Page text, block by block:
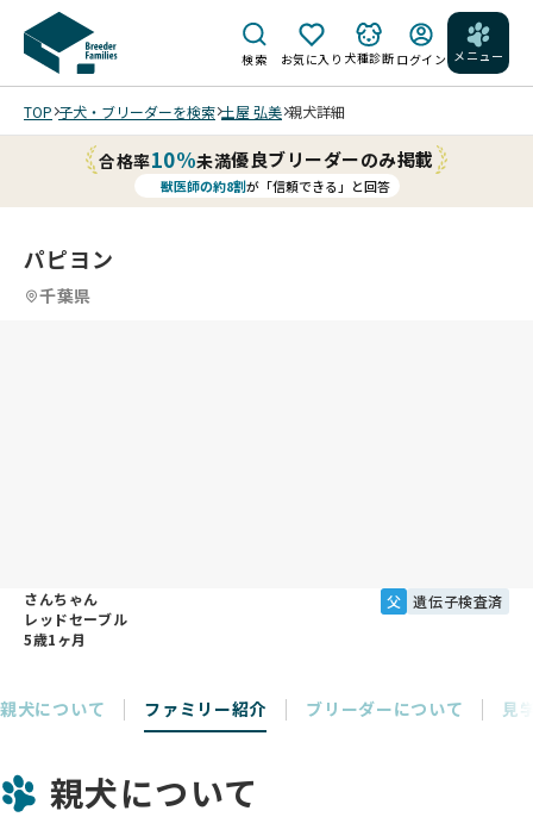
検索 お気に入り 犬種診断 ログイン メニュー
TOP 子犬・ブリーダーを検索 土屋 弘美 親犬詳細
合格率10%未満優良ブリーダーのみ掲載
獣医師の約8割が「信頼できる」と回答
パピヨン
千葉県
さんちゃん
レッドセーブル
5歳1ヶ月
父 遺伝子検査済
親犬について ファミリー紹介 ブリーダーについて 見
親犬について